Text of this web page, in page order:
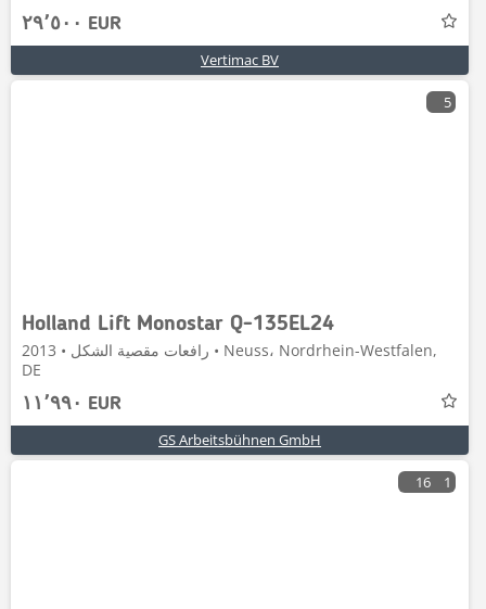
٢٩٬٥٠٠ EUR
Vertimac BV
5
Holland Lift Monostar Q-135EL24
رافعات مقصية الشكل • 2013 • Neuss، Nordrhein-Westfalen,
DE
١١٬٩٩٠ EUR
GS Arbeitsbühnen GmbH
16 1